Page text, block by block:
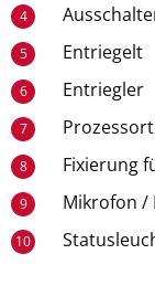
4
5 Entriegelt
6 Entriegler
7
8 Fixierung
9 Mikrofon /
10